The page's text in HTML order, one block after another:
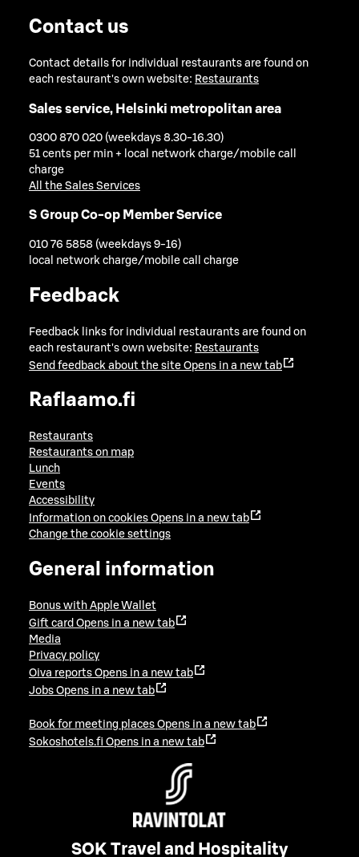
Contact us
Contact details for individual restaurants are found on
each restaurant's own website: Restaurants
Sales service, Helsinki metropolitan area
0300 870 020 (weekdays 8.30-16.30)
51 cents per min + local network charge/mobile call
charge
All the Sales Services
S Group Co-op Member Service
010 76 5858 (weekdays 9-16)
local network charge/mobile call charge
Feedback
Feedback links for individual restaurants are found on
each restaurant's own website: Restaurants
Send feedback about the site Opens in a new tab
Raflaamo.fi
Restaurants
Restaurants on map
Lunch
Events
Accessibility
Information on cookies Opens in a new tab
Change the cookie settings
General information
Bonus with Apple Wallet
Gift card Opens in a new tab
Media
Privacy policy
Oiva reports Opens in a new tab
Jobs Opens in a new tab
Book for meeting places Opens in a new tab
Sokoshotels.fi Opens in a new tab
SOK Travel and Hospitality